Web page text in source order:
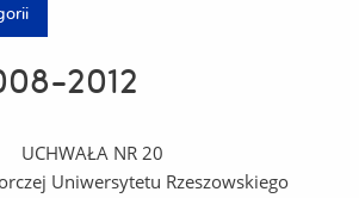
2012
UCHWAŁA NR 20
Uniwersytetu Rzeszowskiego